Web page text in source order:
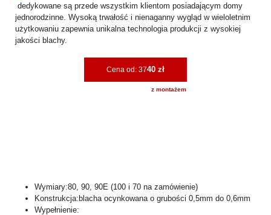
dedykowane są przede wszystkim klientom posiadającym domy
jednorodzinne. Wysoką trwałość i nienaganny wygląd w wieloletnim
użytkowaniu zapewnia unikalna technologia produkcji z wysokiej
jakości blachy.
Cena od: 3740 zł
z montażem
Wymiary:80, 90, 90E (100 i 70 na zamówienie)
Konstrukcja:blacha ocynkowana o grubości 0,5mm do 0,6mm
Wypełnienie: